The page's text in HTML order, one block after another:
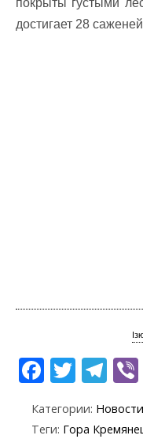
покрыты густыми
достигает 28
F
e
T
itt
T
e
Категории: Новости
Теги: Гора